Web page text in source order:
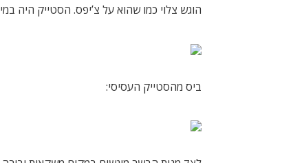
הוגש צלוי כמו שהוא על צ’יפס. הסטייק היה
ביס מהסטייק העסיסי: